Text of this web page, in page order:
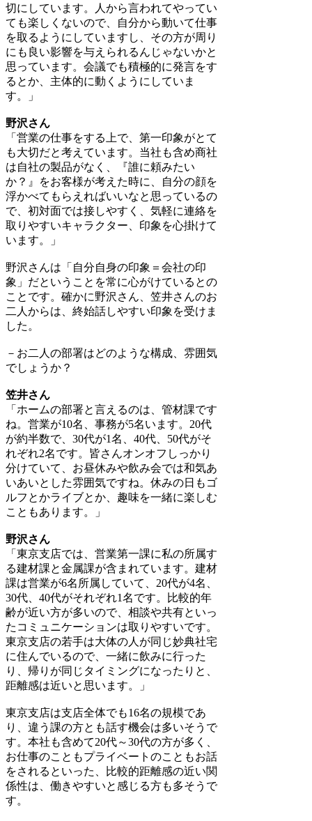
切にしています。人から言われてやってい
ても楽しくないので、自分から動いて仕事
を取るようにしていますし、その方が周り
にも良い影響を与えられるんじゃないかと
思っています。会議でも積極的に発言をす
るとか、主体的に動くようにしていま
す。」
野沢さん
「営業の仕事をする上で、第一印象がとて
も大切だと考えています。当社も含め商社
は自社の製品がなく、『誰に頼みたい
か？』をお客様が考えた時に、自分の顔を
浮かべてもらえればいいなと思っているの
で、初対面では接しやすく、気軽に連絡を
取りやすいキャラクター、印象を心掛けて
います。」
野沢さんは「自分自身の印象＝会社の印
象」だということを常に心がけているとの
ことです。確かに野沢さん、笠井さんのお
二人からは、終始話しやすい印象を受けま
した。
－お二人の部署はどのような構成、雰囲気
でしょうか？
笠井さん
「ホームの部署と言えるのは、管材課です
ね。営業が10名、事務が5名います。20代
が約半数で、30代が1名、40代、50代がそ
れぞれ2名です。皆さんオンオフしっかり
分けていて、お昼休みや飲み会では和気あ
いあいとした雰囲気ですね。休みの日もゴ
ルフとかライブとか、趣味を一緒に楽しむ
こともあります。」
野沢さん
「東京支店では、営業第一課に私の所属す
る建材課と金属課が含まれています。建材
課は営業が6名所属していて、20代が4名、
30代、40代がそれぞれ1名です。比較的年
齢が近い方が多いので、相談や共有といっ
たコミュニケーションは取りやすいです。
東京支店の若手は大体の人が同じ妙典社宅
に住んでいるので、一緒に飲みに行った
り、帰りが同じタイミングになったりと、
距離感は近いと思います。」
東京支店は支店全体でも16名の規模であ
り、違う課の方とも話す機会は多いそうで
す。本社も含めて20代～30代の方が多く、
お仕事のこともプライベートのこともお話
をされるといった、比較的距離感の近い関
係性は、働きやすいと感じる方も多そうで
す。